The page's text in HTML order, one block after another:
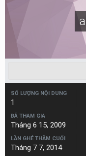
SỐ LƯỢNG NỘI DUNG
1
ĐÃ THAM GIA
Tháng 6 15, 2009
LẦN GHÉ THĂM CUỐI
Tháng 7 7, 2014